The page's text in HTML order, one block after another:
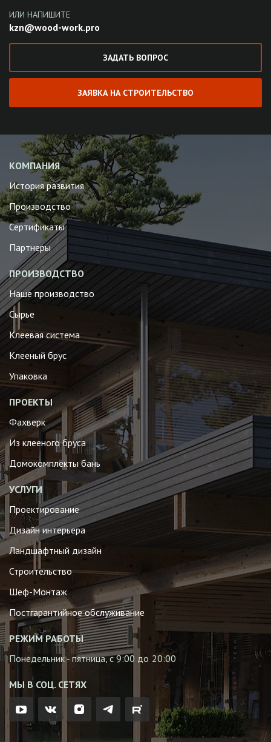
ИЛИ НАПИШИТЕ
kzn@wood-work.pro
ЗАДАТЬ ВОПРОС
ЗАЯВКА НА СТРОИТЕЛЬСТВО
КОМПАНИЯ
История развития
Производство
Сертификаты
Партнеры
ПРОИЗВОДСТВО
Наше производство
Сырье
Клеевая система
Клееный брус
Упаковка
ПРОЕКТЫ
Фахверк
Из клееного бруса
Домокомплекты бань
УСЛУГИ
Проектирование
Дизайн интерьера
Ландшафтный дизайн
Строительство
Шеф-Монтаж
Постгарантийное обслуживание
РЕЖИМ РАБОТЫ
Понедельник - пятница, с 9:00 до 20:00
МЫ В СОЦ. СЕТЯХ